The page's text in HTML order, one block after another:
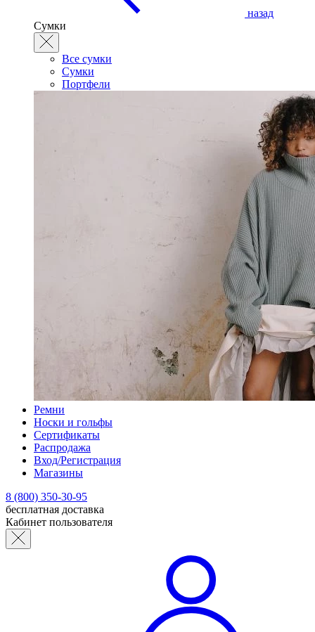
назад
Сумки
Все сумки
Сумки
Портфели
Ремни
Носки и гольфы
Сертификаты
Распродажа
Вход/Регистрация
Магазины
8 (800) 350-30-95
бесплатная доставка
Кабинет пользователя